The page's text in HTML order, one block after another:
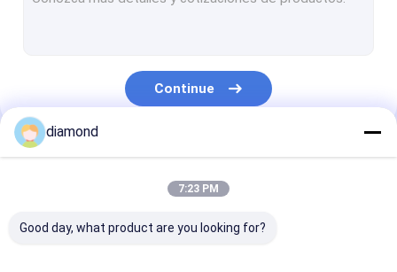
Máquina de corte de pedra da laje
Máquina de corte de pedra da borda
Continue
Nossas Categorias
diamond
7:23 PM
Good day, what product are you looking for?